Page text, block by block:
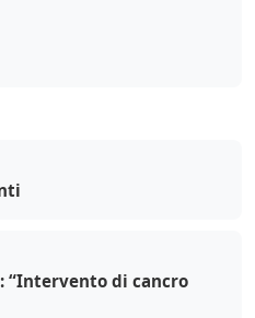
“Intervento di cancro